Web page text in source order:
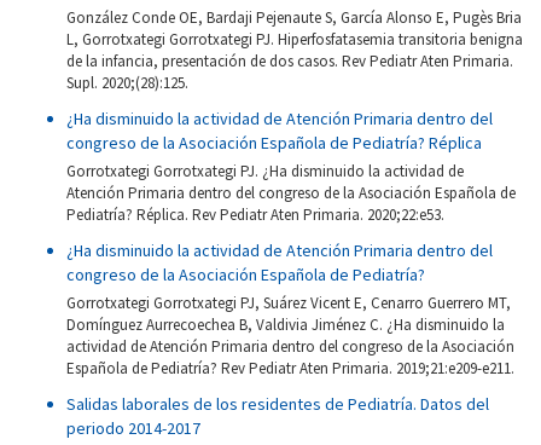
González Conde OE, Bardaji Pejenaute S, García Alonso E, Pugès Bria
L, Gorrotxategi Gorrotxategi PJ. Hiperfosfatasemia transitoria benigna
de la infancia, presentación de dos casos. Rev Pediatr Aten Primaria.
Supl. 2020;(28):125.
¿Ha disminuido la actividad de Atención Primaria dentro del
congreso de la Asociación Española de Pediatría? Réplica
Gorrotxategi Gorrotxategi PJ. ¿Ha disminuido la actividad de
Atención Primaria dentro del congreso de la Asociación Española de
Pediatría? Réplica. Rev Pediatr Aten Primaria. 2020;22:e53.
¿Ha disminuido la actividad de Atención Primaria dentro del
congreso de la Asociación Española de Pediatría?
Gorrotxategi Gorrotxategi PJ, Suárez Vicent E, Cenarro Guerrero MT,
Domínguez Aurrecoechea B, Valdivia Jiménez C. ¿Ha disminuido la
actividad de Atención Primaria dentro del congreso de la Asociación
Española de Pediatría? Rev Pediatr Aten Primaria. 2019;21:e209-e211.
Salidas laborales de los residentes de Pediatría. Datos del
periodo 2014-2017